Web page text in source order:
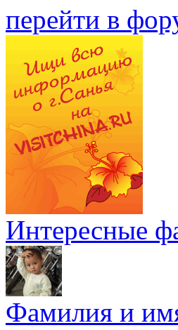
перейти в
Интересные
Фамилия и